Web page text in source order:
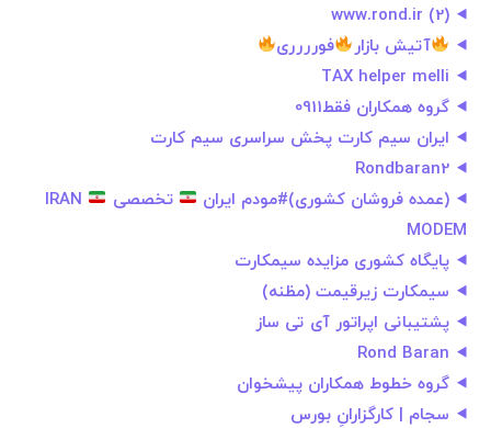
www.rond.ir (2)
آتیش بازار
فورررری
TAX helper melli
گروه همکاران فقط0911
ایران سیم کارت پخش سراسری سیم کارت
Rondbaran2
(عمده فروشان کشوری)#مودم ایران
تخصصی IRAN
MODEM
پایگاه کشوری مزایده سیمکارت
سیمکارت زیرقیمت (مظنه)
پشتیبانی اپراتور آی تی ساز
Rond Baran
گروه خطوط همکاران پیشخوان
سجام | کارگزارانِ بورس